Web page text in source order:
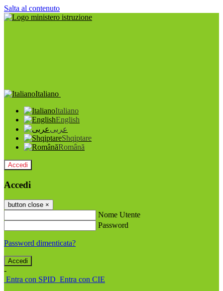
Salta al contenuto
Italiano
Italiano
English
عربى
Shqiptare
Română
Accedi
Accedi
button close ×
Nome Utente
Password
Password dimenticata?
-
Entra con SPID Entra con CIE